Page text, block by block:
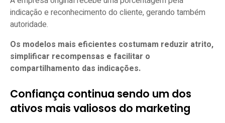
indicação e reconhecimento do cliente, gerando também
autoridade.
Os modelos mais eficientes costumam reduzir atrito,
simplificar recompensas e facilitar o
compartilhamento das indicações.
Confiança continua sendo um dos
ativos mais valiosos do marketing